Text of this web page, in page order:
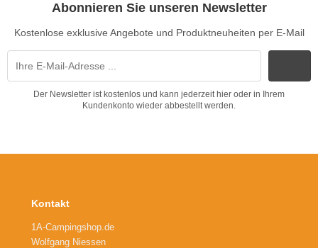
Abonnieren Sie unseren Newsletter
Kostenlose exklusive Angebote und Produktneuheiten per E-Mail
Der Newsletter ist kostenlos und kann jederzeit hier oder in Ihrem
Kundenkonto wieder abbestellt werden.
Kontakt
1A-Campingshop.de
Wolfgang Niessen